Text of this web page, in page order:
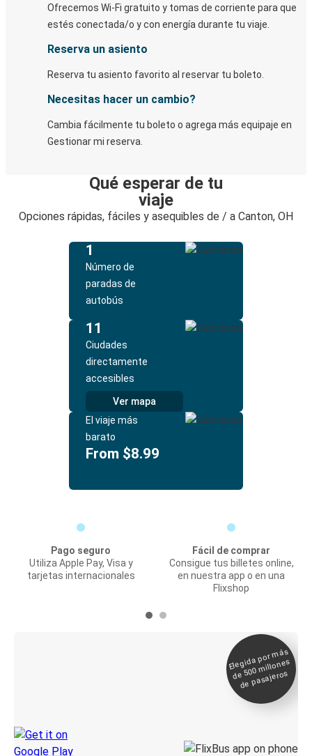
Ofrecemos Wi-Fi gratuito y tomas de corriente para que
estés conectada/o y con energía durante tu viaje.
Reserva un asiento
Reserva tu asiento favorito al reservar tu boleto.
Necesitas hacer un cambio?
Cambia fácilmente tu boleto o agrega más equipaje en
Gestionar mi reserva.
Qué esperar de tu
viaje
Opciones rápidas, fáciles y asequibles de / a Canton, OH
1
Número de
paradas de
autobús
11
Ciudades
directamente
accesibles
Ver mapa
El viaje más
barato
From $8.99
Pago seguro
Utiliza Apple Pay, Visa y
tarjetas internacionales
Fácil de comprar
Consigue tus billetes online,
en nuestra app o en una
Flixshop
Elegida por
más
de 500
millones
de pasajeros